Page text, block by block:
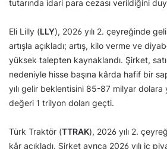
tutarında idari para cezası verildiğini
Eli Lilly (LLY), 2026 yılı 2. çeyreğinde
artışla açıkladı; artış, kilo verme ve
yüksek talepten kaynaklandı. Şirket,
nedeniyle hisse başına kârda hafif bir
yılı gelir beklentisini 85-87 milyar
değeri 1 trilyon doları geçti.
Türk Traktör (TTRAK), 2026 yılı 2.
kâr açıkladı. Şirket ayrıca 2026 yılı iç